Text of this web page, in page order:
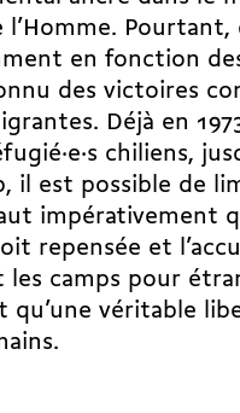
l’Homme.
en fonction
des victoires
Déjà en
chiliens,
il est possible de
impérativement
repensée et
camps pour
qu’une véritable